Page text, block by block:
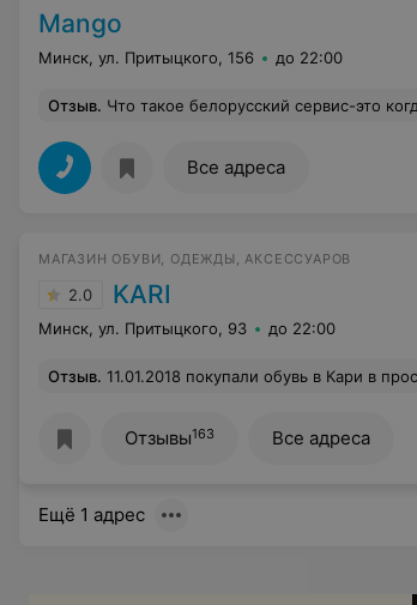
Mango
Минск, ул. Притыцкого, 156 до 22:00
Отзыв. Что такое белорусский сервис-это когда, выбрав кожаный топ, который весь в пятнах от примерок, подходишь на кассу с просьбой потереть одно из, дабы убедиться, что топ не испорчен,слышишь в ответ: а что я могу сделать? Когда я предложив варианты: влажная салфетка, вода,
Все адреса
МАГАЗИН ОБУВИ, ОДЕЖДЫ, АКСЕССУАРОВ
2.0 KARI
Минск, ул. Притыцкого, 93 до 22:00
Отзыв. 11.01.2018 покупали обувь в Кари в просторе на каменной горке. За все время нашего нахождения в зале - продавцы-консультанты упорно прятались и игнорировали(около 20-25минут). После чего, мы, выбрав обувь, пошли на кассу рассчитываться(37р). Стояли около 7 минут, звали продавца - никто не подходил, хотя помимо нас на зале было всего около 5
Отзывы163 Все адреса
Ещё 1 адрес